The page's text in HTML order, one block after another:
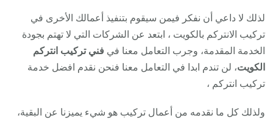
لذلك لا داعي أن نفكر فيمن سيقوم بتنفيذ أعمالك الأخرى في
تركيب الانتركم بالكويت ، ابتعد عن الشركات التي لا تهتم بجودة
الخدمة المقدمة، وجرب التعامل معنا في فني تركيب انتركم
الكويت، لن تندم ابدا في التعامل معنا فنحن نقدم افضل خدمة
تركيب انتركم ،
ولذلك كل ما نقدمه من أعمال تركيب هو شيء يميزنا عن البقية،